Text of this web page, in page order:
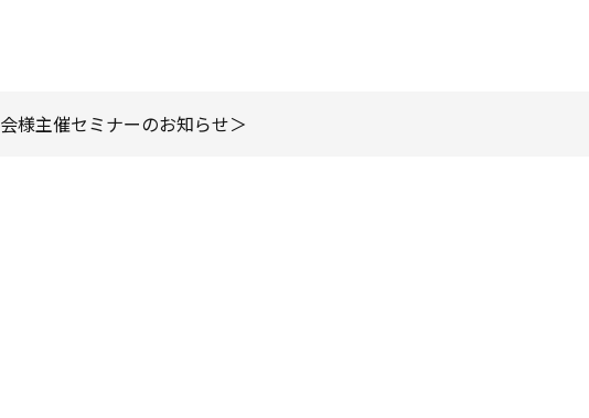
様主催セミナーのお知らせ